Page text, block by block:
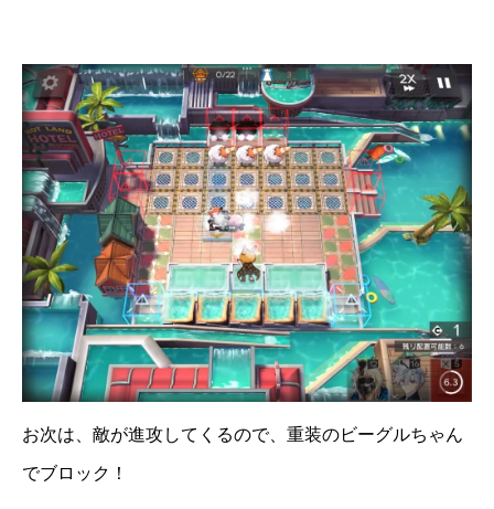
お次は、敵が進攻してくるので、重装のビーグルちゃん
でブロック！